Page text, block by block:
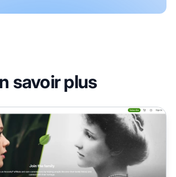
savoir plus
Ancestry